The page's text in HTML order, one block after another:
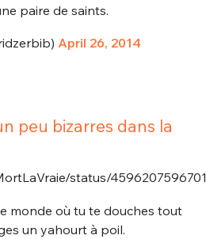
paire de saints.
April 26, 2014
peu bizarres dans la
status/
monde où tu te douches tout
un yahourt à poil.